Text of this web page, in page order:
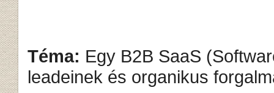
Téma: Egy B2B SaaS
leadeinek és organikus